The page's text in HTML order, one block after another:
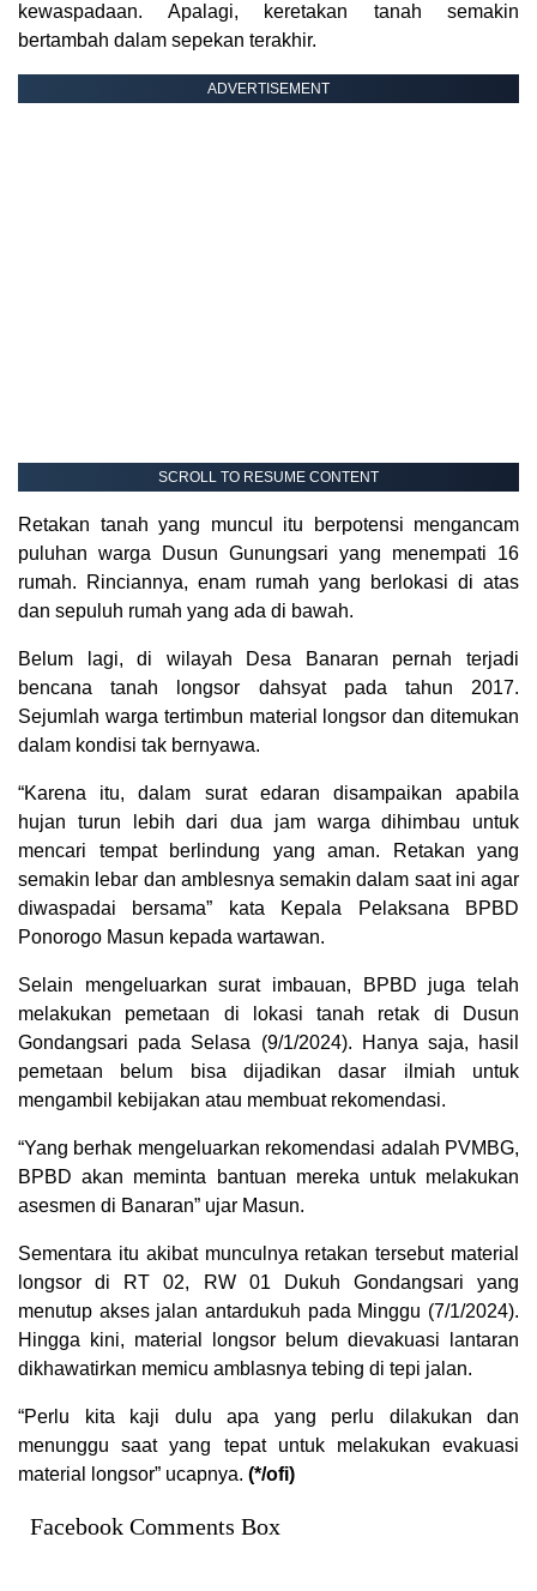
kewaspadaan. Apalagi, keretakan tanah semakin
bertambah dalam sepekan terakhir.
ADVERTISEMENT
SCROLL TO RESUME CONTENT
Retakan tanah yang muncul itu berpotensi mengancam
puluhan warga Dusun Gunungsari yang menempati 16
rumah. Rinciannya, enam rumah yang berlokasi di atas
dan sepuluh rumah yang ada di bawah.
Belum lagi, di wilayah Desa Banaran pernah terjadi
bencana tanah longsor dahsyat pada tahun 2017.
Sejumlah warga tertimbun material longsor dan ditemukan
dalam kondisi tak bernyawa.
“Karena itu, dalam surat edaran disampaikan apabila
hujan turun lebih dari dua jam warga dihimbau untuk
mencari tempat berlindung yang aman. Retakan yang
semakin lebar dan amblesnya semakin dalam saat ini agar
diwaspadai bersama” kata Kepala Pelaksana BPBD
Ponorogo Masun kepada wartawan.
Selain mengeluarkan surat imbauan, BPBD juga telah
melakukan pemetaan di lokasi tanah retak di Dusun
Gondangsari pada Selasa (9/1/2024). Hanya saja, hasil
pemetaan belum bisa dijadikan dasar ilmiah untuk
mengambil kebijakan atau membuat rekomendasi.
“Yang berhak mengeluarkan rekomendasi adalah PVMBG,
BPBD akan meminta bantuan mereka untuk melakukan
asesmen di Banaran” ujar Masun.
Sementara itu akibat munculnya retakan tersebut material
longsor di RT 02, RW 01 Dukuh Gondangsari yang
menutup akses jalan antardukuh pada Minggu (7/1/2024).
Hingga kini, material longsor belum dievakuasi lantaran
dikhawatirkan memicu amblasnya tebing di tepi jalan.
“Perlu kita kaji dulu apa yang perlu dilakukan dan
menunggu saat yang tepat untuk melakukan evakuasi
material longsor” ucapnya. (*/ofi)
Facebook Comments Box